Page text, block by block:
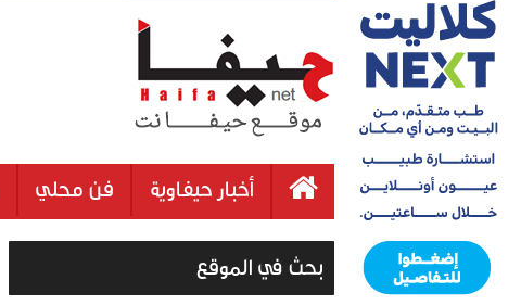
أخبار حيفاوية فن محلي
بحث في الموقع